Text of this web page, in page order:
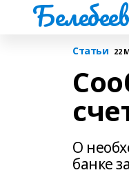
Статьи 22
О
банке